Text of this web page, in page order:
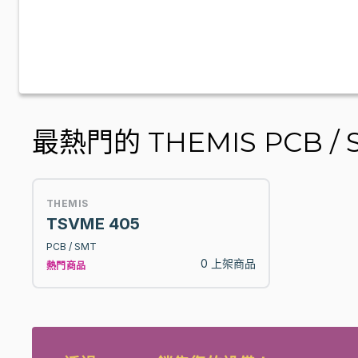
最熱門的 THEMIS PCB /
THEMIS
TSVME 405
PCB / SMT
熱門商品
0 上架商品